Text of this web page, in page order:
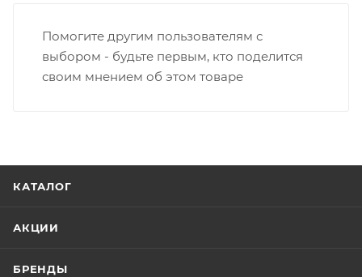
Помогите другим пользователям с
выбором - будьте первым, кто поделится
своим мнением об этом товаре
КАТАЛОГ
АКЦИИ
БРЕНДЫ